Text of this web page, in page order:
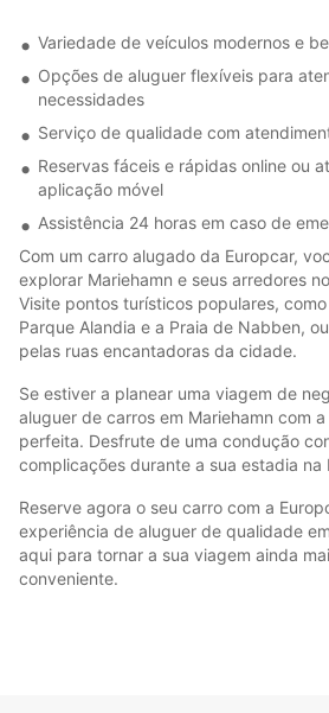
Variedade de veículos modernos e
Opções de aluguer flexíveis para
necessidades
Serviço de qualidade com
Reservas fáceis e rápidas online ou
aplicação móvel
Assistência 24 horas em caso de
Com um carro alugado da Europcar,
explorar Mariehamn e seus arredores
Visite pontos turísticos populares,
Parque Alandia e a Praia de Nabben,
pelas ruas encantadoras da cidade.
Se estiver a planear uma viagem de
aluguer de carros em Mariehamn com
perfeita. Desfrute de uma condução
complicações durante a sua estadia na
Reserve agora o seu carro com a
experiência de aluguer de qualidade
aqui para tornar a sua viagem ainda
conveniente.